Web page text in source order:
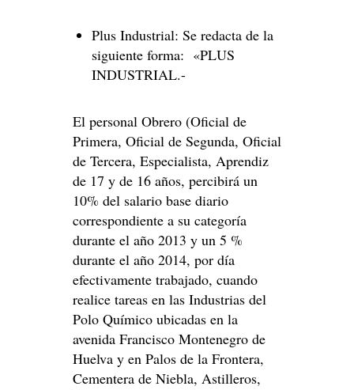
Plus Industrial: Se redacta de la
siguiente forma: «PLUS
INDUSTRIAL.-
El personal Obrero (Oficial de
Primera, Oficial de Segunda, Oficial
de Tercera, Especialista, Aprendiz
de 17 y de 16 años, percibirá un
10% del salario base diario
correspondiente a su categoría
durante el año 2013 y un 5 %
durante el año 2014, por día
efectivamente trabajado, cuando
realice tareas en las Industrias del
Polo Químico ubicadas en la
avenida Francisco Montenegro de
Huelva y en Palos de la Frontera,
Cementera de Niebla, Astilleros,